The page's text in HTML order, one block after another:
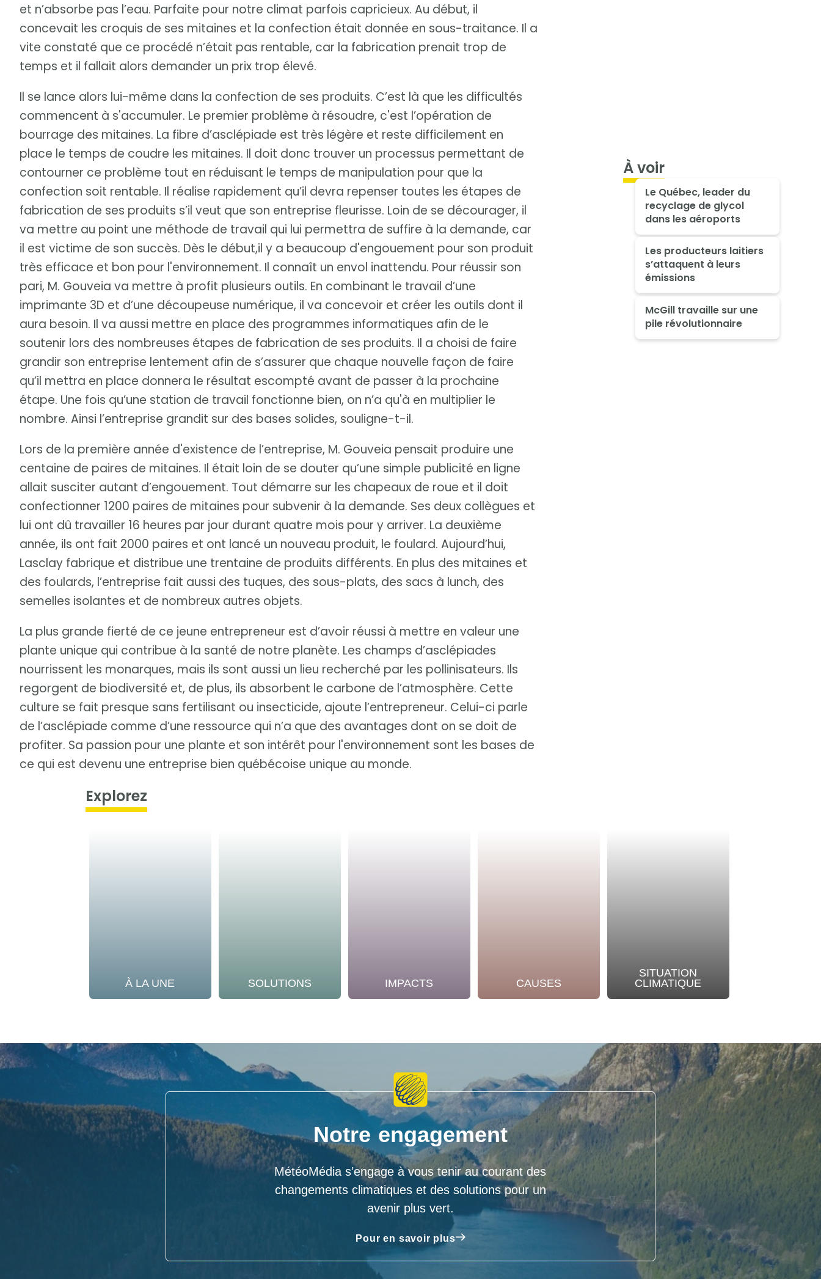
et n’absorbe pas l’eau. Parfaite pour notre climat parfois capricieux. Au début, il
concevait les croquis de ses mitaines et la confection était donnée en sous-traitance. Il a
vite constaté que ce procédé n’était pas rentable, car la fabrication prenait trop de
temps et il fallait alors demander un prix trop élevé.
Il se lance alors lui-même dans la confection de ses produits. C’est là que les difficultés
commencent à s'accumuler. Le premier problème à résoudre, c'est l’opération de
bourrage des mitaines. La fibre d’asclépiade est très légère et reste difficilement en
place le temps de coudre les mitaines. Il doit donc trouver un processus permettant de
contourner ce problème tout en réduisant le temps de manipulation pour que la
confection soit rentable. Il réalise rapidement qu’il devra repenser toutes les étapes de
fabrication de ses produits s’il veut que son entreprise fleurisse. Loin de se décourager, il
va mettre au point une méthode de travail qui lui permettra de suffire à la demande, car
il est victime de son succès. Dès le début,il y a beaucoup d'engouement pour son produit
très efficace et bon pour l'environnement. Il connaît un envol inattendu. Pour réussir son
pari, M. Gouveia va mettre à profit plusieurs outils. En combinant le travail d’une
imprimante 3D et d’une découpeuse numérique, il va concevoir et créer les outils dont il
aura besoin. Il va aussi mettre en place des programmes informatiques afin de le
soutenir lors des nombreuses étapes de fabrication de ses produits. Il a choisi de faire
grandir son entreprise lentement afin de s’assurer que chaque nouvelle façon de faire
qu’il mettra en place donnera le résultat escompté avant de passer à la prochaine
étape. Une fois qu’une station de travail fonctionne bien, on n’a qu'à en multiplier le
nombre. Ainsi l’entreprise grandit sur des bases solides, souligne-t-il.
Lors de la première année d'existence de l’entreprise, M. Gouveia pensait produire une
centaine de paires de mitaines. Il était loin de se douter qu’une simple publicité en ligne
allait susciter autant d’engouement. Tout démarre sur les chapeaux de roue et il doit
confectionner 1200 paires de mitaines pour subvenir à la demande. Ses deux collègues et
lui ont dû travailler 16 heures par jour durant quatre mois pour y arriver. La deuxième
année, ils ont fait 2000 paires et ont lancé un nouveau produit, le foulard. Aujourd’hui,
Lasclay fabrique et distribue une trentaine de produits différents. En plus des mitaines et
des foulards, l’entreprise fait aussi des tuques, des sous-plats, des sacs à lunch, des
semelles isolantes et de nombreux autres objets.
La plus grande fierté de ce jeune entrepreneur est d’avoir réussi à mettre en valeur une
plante unique qui contribue à la santé de notre planète. Les champs d’asclépiades
nourrissent les monarques, mais ils sont aussi un lieu recherché par les pollinisateurs. Ils
regorgent de biodiversité et, de plus, ils absorbent le carbone de l’atmosphère. Cette
culture se fait presque sans fertilisant ou insecticide, ajoute l’entrepreneur. Celui-ci parle
de l’asclépiade comme d’une ressource qui n’a que des avantages dont on se doit de
profiter. Sa passion pour une plante et son intérêt pour l'environnement sont les bases de
ce qui est devenu une entreprise bien québécoise unique au monde.
À voir
Le Québec, leader du
recyclage de glycol
dans les aéroports
Les producteurs laitiers
s’attaquent à leurs
émissions
McGill travaille sur une
pile révolutionnaire
Explorez
À LA UNE SOLUTIONS IMPACTS CAUSES
SITUATION
CLIMATIQUE
Notre engagement
MétéoMédia s’engage à vous tenir au courant des
changements climatiques et des solutions pour un
avenir plus vert.
Pour en savoir plus